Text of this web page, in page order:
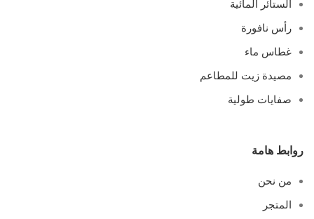
الستائر المائية
رأس نافورة
غطاس ماء
مصيدة زيت للمطاعم
صفايات طولية
روابط هامة
من نحن
المتجر